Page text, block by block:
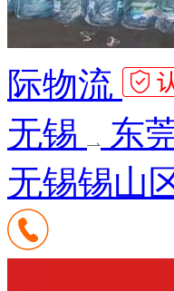
际物流
无锡
东
无锡锡山